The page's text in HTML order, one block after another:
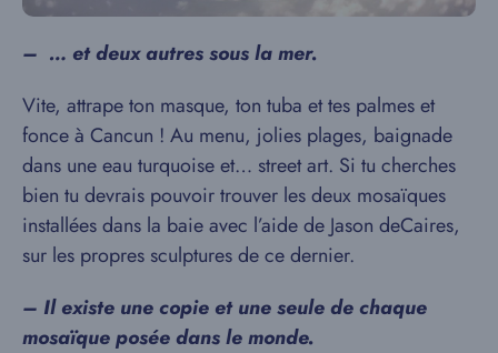
– … et deux autres sous la mer.
Vite, attrape ton masque, ton tuba et tes palmes et
fonce à Cancun ! Au menu, jolies plages, baignade
dans une eau turquoise et… street art. Si tu cherches
bien tu devrais pouvoir trouver les deux mosaïques
installées dans la baie avec l’aide de Jason deCaires,
sur les propres sculptures de ce dernier.
– Il existe une copie et une seule de chaque
mosaïque posée dans le monde.